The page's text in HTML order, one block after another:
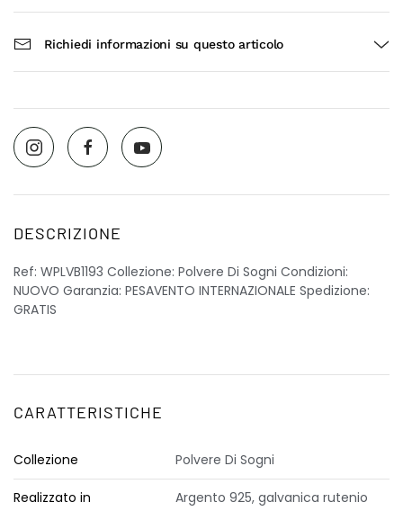
Richiedi informazioni su questo articolo
DESCRIZIONE
Ref: WPLVB1193 Collezione: Polvere Di Sogni Condizioni:
NUOVO Garanzia: PESAVENTO INTERNAZIONALE Spedizione:
GRATIS
CARATTERISTICHE
Collezione Polvere Di Sogni
Realizzato in Argento 925, galvanica rutenio